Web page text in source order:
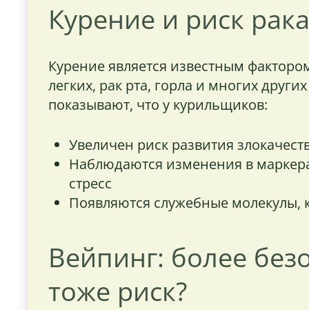
Курение и риск рака
Курение является известным
легких, рак рта, горла и многих
показывают, что у курильщиков:
Увеличен риск развития
Наблюдаются изменения в
стресс
Появляются служебные молекулы,
Вейпинг: более
тоже риск?